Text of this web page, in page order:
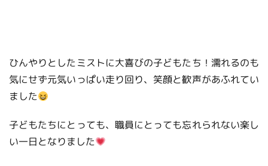
ひんやりとしたミストに大喜びの子どもたち！濡れるのも
気にせず元気いっぱい走り回り、笑顔と歓声があふれてい
ました
子どもたちにとっても、職員にとっても忘れられない楽し
い一日となりました